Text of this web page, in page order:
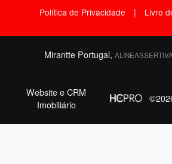
Política de Privacidade | Livro
Mirantte Portugal,
Website e CRM
Imobiliário